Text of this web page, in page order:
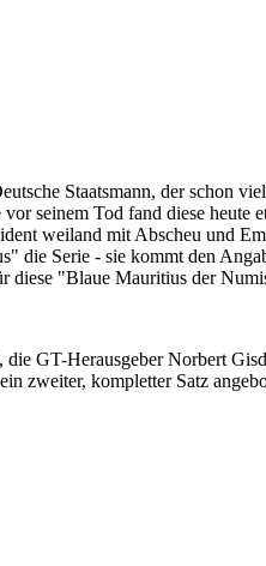
Staatsmann, der schon
seinem Tod fand diese heute
weiland mit Abscheu und
die Serie - sie kommt den
diese "Blaue Mauritius der
GT-Herausgeber Norbert
zweiter, kompletter Satz